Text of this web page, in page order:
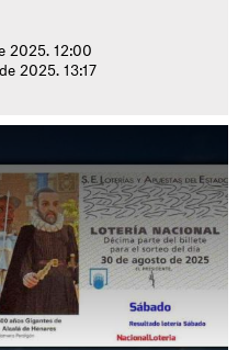
2025. 12:00
2025. 13:17